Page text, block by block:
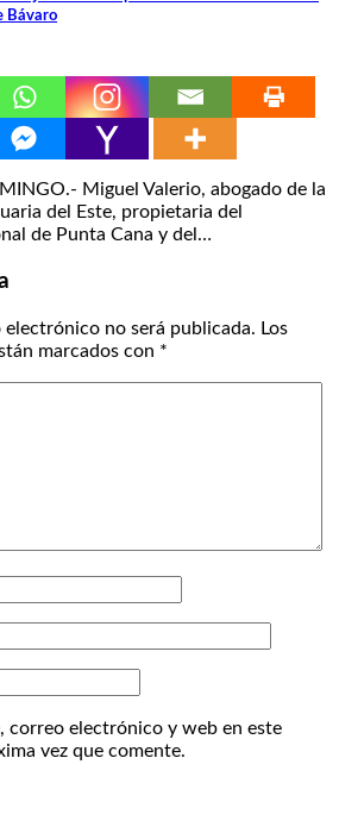
Bávaro
Miguel Valerio, abogado de la
del Este, propietaria del
de Punta Cana y del…
no será publicada. Los
marcados con *
correo electrónico y web en este
vez que comente.